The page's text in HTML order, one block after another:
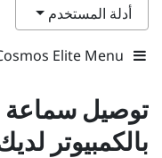
أدلة المستخدم
Elite Menu
توصيل سماعة
بالكمبيوتر